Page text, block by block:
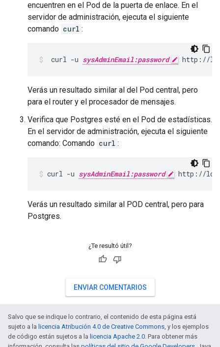
encuentren en el Pod de la puerta de enlace. En el
servidor de administración, ejecuta el siguiente
comando curl :
curl -u sysAdminEmail:password http://
Verás un resultado similar al del Pod central, pero
para el router y el procesador de mensajes.
Verifica que Postgres esté en el Pod de estadísticas.
En el servidor de administración, ejecuta el siguiente
comando: Comando curl :
curl -u sysAdminEmail:password http://
Verás un resultado similar al POD central, pero para
Postgres.
¿Te resultó útil?
ENVIAR COMENTARIOS
Salvo que se indique lo contrario, el contenido de esta página está
sujeto a la licencia Atribución 4.0 de Creative Commons, y los ejemplos
de código están sujetos a la licencia Apache 2.0. Para obtener más